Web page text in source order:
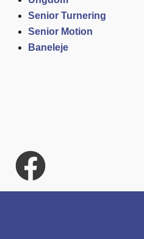
Senior Turnering
Senior Motion
Baneleje